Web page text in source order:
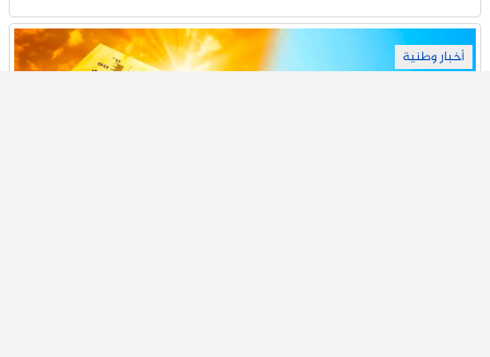
أخبار وطنية